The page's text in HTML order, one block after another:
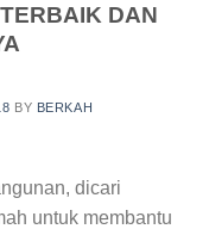
DAN
BY BERKAH
dicari
untuk membantu